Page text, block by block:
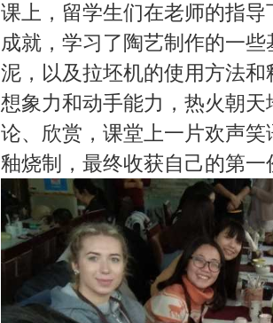
课上，留学生们在老师的指
成就，学习了陶艺制作的一
泥，以及拉坯机的使用方法
想象力和动手能力，热火朝
论、欣赏，课堂上一片欢声
釉烧制，最终收获自己的第一